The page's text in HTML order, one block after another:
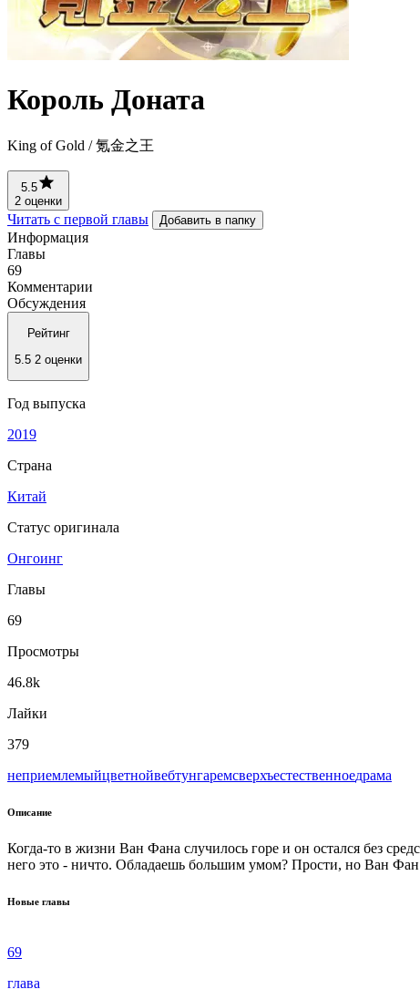
Король Доната
King of Gold / 氪金之王
5.5
2 оценки
Читать с первой главы Добавить в папку
Информация
Главы
69
Комментарии
Обсуждения
Рейтинг
5.5 2 оценки
Год выпуска
2019
Страна
Китай
Статус оригинала
Онгоинг
Главы
69
Просмотры
46.8k
Лайки
379
неприемлемыйцветнойвeбтунгаремсверхъестественноедрама
Описание
Когда-то в жизни Ван Фана случилось горе и он остался без
него это - ничто. Обладаешь большим умом? Прости, но Ван Фан
Новые главы
69
глава